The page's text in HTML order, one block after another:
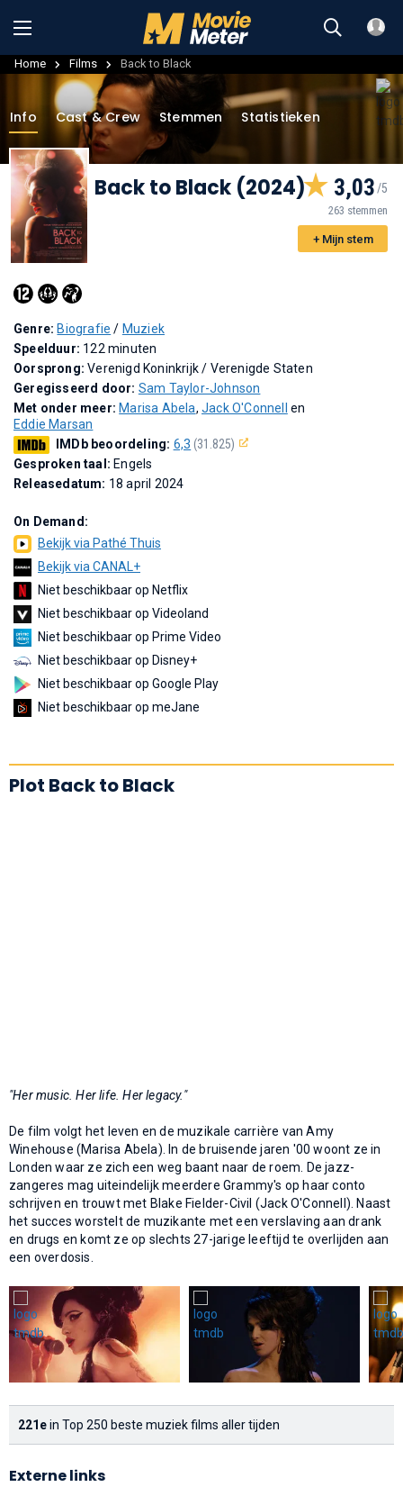
Home Films Back to Black
Info Cast & Crew Stemmen Statistieken
Back to Black (2024) 3,03
263 stemmen
+ Mijn stem
Genre: Biografie / Muziek
Speelduur: 122 minuten
Oorsprong:Verenigd Koninkrijk / Verenigde Staten
Geregisseerd door: Sam Taylor-Johnson
Met onder meer: Marisa Abela,Jack O'Connell
en
Eddie Marsan
IMDb beoordeling: 6,3 (31.825)
Gesproken taal: Engels
Releasedatum: 18 april 2024
On Demand:
Bekijk via Pathé Thuis
Bekijk via CANAL+
Niet beschikbaar op Netflix
Niet beschikbaar op Videoland
Niet beschikbaar op Prime Video
Niet beschikbaar op Disney+
Niet beschikbaar op Google Play
Niet beschikbaar op meJane
Plot Back to Black
"Her music. Her life. Her legacy."
De film volgt het leven en de muzikale carrière van Amy
Winehouse (Marisa Abela). In de bruisende jaren '00 woont ze in
Londen waar ze zich een weg baant naar de roem. De jazz-
zangeres mag uiteindelijk meerdere Grammy's op haar conto
schrijven en trouwt met Blake Fielder-Civil (Jack O'Connell). Naast
het succes worstelt de muzikante met een verslaving aan drank
en drugs en komt ze op slechts 27-jarige leeftijd te overlijden aan
een overdosis.
221ein Top 250 beste muziek films aller tijden
Externe links